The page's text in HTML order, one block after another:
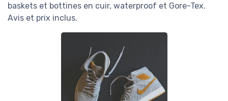
baskets et bottines en cuir, waterproof et Gore-Tex.
Avis et prix inclus.